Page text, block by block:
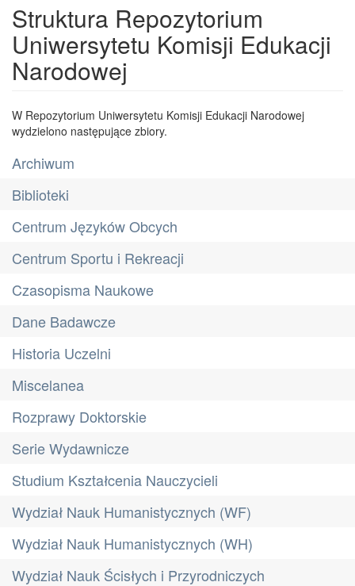
Struktura Repozytorium
Uniwersytetu Komisji Edukacji
Narodowej
W Repozytorium Uniwersytetu Komisji Edukacji Narodowej
wydzielono następujące zbiory.
Archiwum
Biblioteki
Centrum Języków Obcych
Centrum Sportu i Rekreacji
Czasopisma Naukowe
Dane Badawcze
Historia Uczelni
Miscelanea
Rozprawy Doktorskie
Serie Wydawnicze
Studium Kształcenia Nauczycieli
Wydział Nauk Humanistycznych (WF)
Wydział Nauk Humanistycznych (WH)
Wydział Nauk Ścisłych i Przyrodniczych